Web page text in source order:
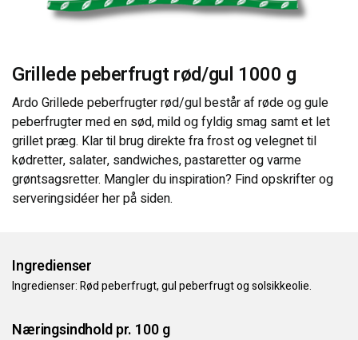
KONTAKT OS
Grillede peberfrugt rød/gul 1000 g
Ardo Grillede peberfrugter rød/gul består af røde og gule
peberfrugter med en sød, mild og fyldig smag samt et let
grillet præg. Klar til brug direkte fra frost og velegnet til
kødretter, salater, sandwiches, pastaretter og varme
grøntsagsretter. Mangler du inspiration? Find opskrifter og
serveringsidéer her på siden.
Ingredienser
Ingredienser: Rød peberfrugt, gul peberfrugt og solsikkeolie.
Næringsindhold pr. 100 g